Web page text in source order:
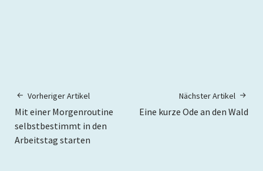
Vorheriger Artikel
Mit einer Morgenroutine
selbstbestimmt in den
Arbeitstag starten
Nächster Artikel
Eine kurze Ode an den Wald